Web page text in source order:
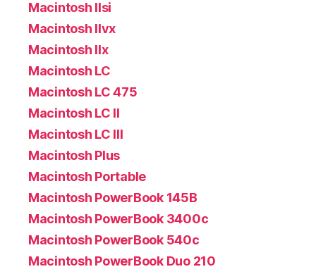
Macintosh IIsi
Macintosh IIvx
Macintosh IIx
Macintosh LC
Macintosh LC 475
Macintosh LC II
Macintosh LC III
Macintosh Plus
Macintosh Portable
Macintosh PowerBook 145B
Macintosh PowerBook 3400c
Macintosh PowerBook 540c
Macintosh PowerBook Duo 210